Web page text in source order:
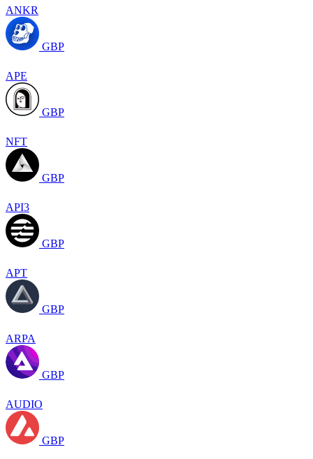
ANKR
GBP
APE
GBP
NFT
GBP
API3
GBP
APT
GBP
ARPA
GBP
AUDIO
GBP